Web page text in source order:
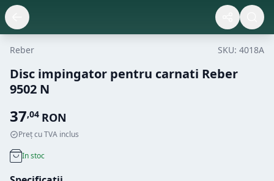
Reber SKU: 4018A
Disc impingator pentru carnati Reber
9502 N
37,04 RON
Preț cu TVA inclus
In stoc